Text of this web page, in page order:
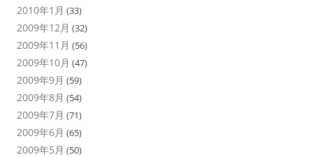
2010年1月 (33)
2009年12月 (32)
2009年11月 (56)
2009年10月 (47)
2009年9月 (59)
2009年8月 (54)
2009年7月 (71)
2009年6月 (65)
2009年5月 (50)